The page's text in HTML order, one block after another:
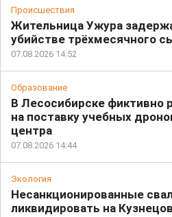
Происшествия
Жительница Ужура
убийстве трёхмесячного
07.08.2026 14:52
Образование
В Лесосибирске фиктивно
на поставку учебных
центра
07.08.2026 14:44
Экология
Несанкционированные
ликвидировать на